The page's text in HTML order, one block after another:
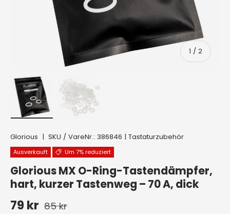
1 / von
2
Glorious | SKU / VareNr.: 386846 | Tastaturzubehör
Ausverkauft Um 7% reduziert
Glorious MX O-Ring-Tastendämpfer,
hart, kurzer Tastenweg – 70 A, dick
Verkaufspreis
79 kr Normaler Preis
85 kr